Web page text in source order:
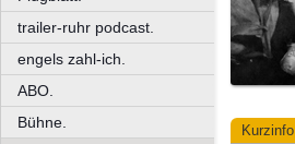
trailer-ruhr podcast.
engels zahl-ich.
ABO.
Bühne.
Kurzinfo